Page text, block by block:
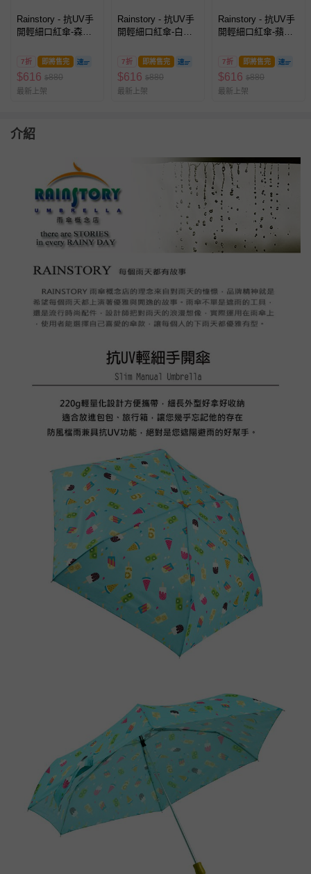
Rainstory - 抗UV手
開輕細口紅傘-森林
7折 即將售完
$616 $880
最新上架
Rainstory - 抗UV手
開輕細口紅傘-白熊
7折 即將售完
$616 $880
最新上架
Rainstory - 抗UV手
開輕細口紅傘-蘋果
7折 即將售完
$616 $880
最新上架
介紹